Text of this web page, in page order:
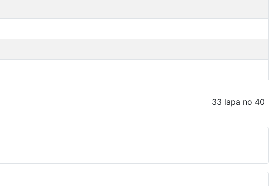
33 lapa no 40